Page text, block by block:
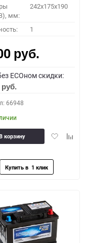
мм:
242x175x190
1
руб.
ECOном скидки:
руб.
66948
Добавить
корзину